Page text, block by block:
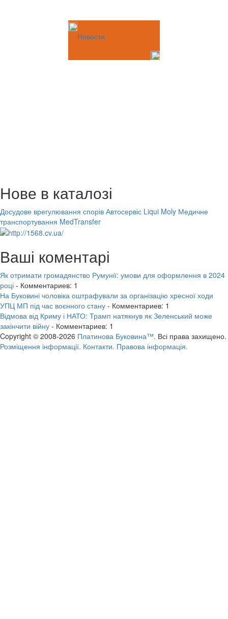
Новости
Нове в каталозі
Досудове врегулювання спорів Автосервіс Liqui Moly Медичне
транспортування MedTransfer
Ваші коментарі
Як отримати громадянство Румунії: умови для оформлення в 2024
році - Комментариев: 1
На Буковині чоловіка оштрафували за організацію хресної ходи
УПЦ МП під час воєнного стану - Комментариев: 1
Відмова від Криму і НАТО: Трамп натякнув як Зеленський може
закінчити війну - Комментариев: 1
Copyright © 2008-2026 Платинова Буковина™. Всі права захищено.
Розміщення інформації. Контакти. Правова інформація.